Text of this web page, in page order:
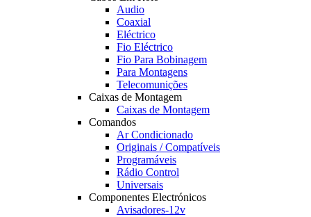
Audio
Coaxial
Eléctrico
Fio Eléctrico
Fio Para Bobinagem
Para Montagens
Telecomunições
Caixas de Montagem
Caixas de Montagem
Comandos
Ar Condicionado
Originais / Compatíveis
Programáveis
Rádio Control
Universais
Componentes Electrónicos
Avisadores-12v